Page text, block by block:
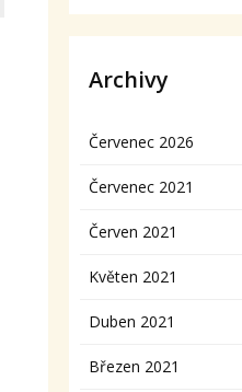
Archivy
Červenec 2026
Červenec 2021
Červen 2021
Květen 2021
Duben 2021
Březen 2021